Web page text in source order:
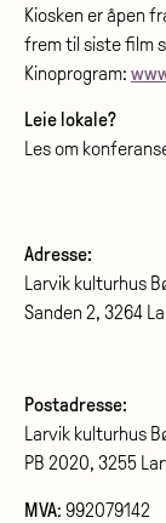
Kiosken er åpen
frem til siste film
Kinoprogram:
Leie lokale?
Les om
Adresse:
Larvik kulturhus
Sanden 2, 3264
Postadresse:
Larvik kulturhus
PB 2020, 3255
MVA: 992079142